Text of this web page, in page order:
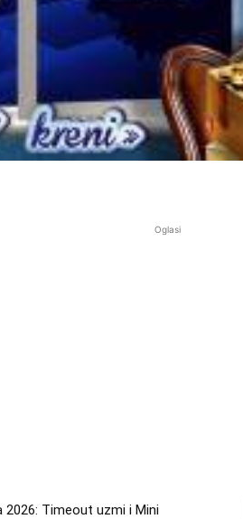
Oglasi
2026: Timeout uzmi i Mini
Kupi bilo što i osvoji putovanje